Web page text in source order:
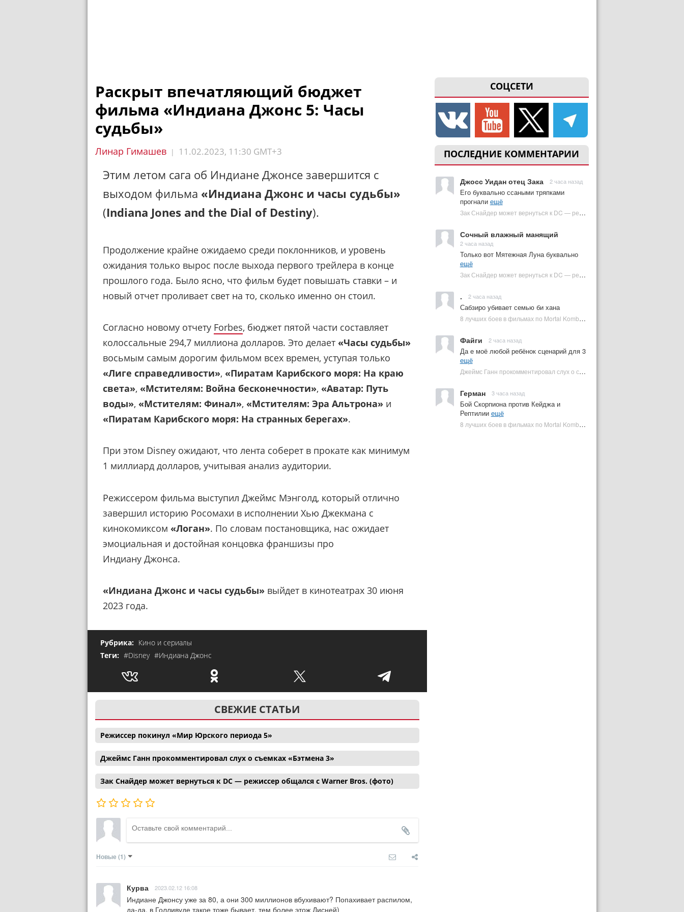
СОЦСЕТИ
ПОСЛЕДНИЕ КОММЕНТАРИИ
Джосс Уидан отец Зака 2 часа назад
Его буквально ссаными тряпками
прогнали ещё
Зак Снайдер может вернуться к DC — режиссер общался с Warner Bros. (фото) | Plugged In Ru
Сочный влажный манящий
2 часа назад
Только вот Мятежная Луна буквально
ещё
Зак Снайдер может вернуться к DC — режиссер общался с Warner Bros. (фото) | Plugged In Ru
. 2 часа назад
Сабзиро убивает семью би хана
8 лучших боев в фильмах по Mortal Kombat: от «Смертельной битвы» до «Мортал Комбат 2» | Plugged In Ru
Файги 2 часа назад
Да е моё любой ребёнок сценарий для 3
ещё
Джеймс Ганн прокомментировал слух о съемках «Бэтмена 3» | Plugged In Ru
Герман 3 часа назад
Бой Скорпиона против Кейджа и
Рептилии ещё
8 лучших боев в фильмах по Mortal Kombat: от «Смертельной битвы» до «Мортал Комбат 2» | Plugged In Ru
Раскрыт впечатляющий бюджет
фильма «Индиана Джонс 5: Часы
судьбы»
Линар Гимашев | 11.02.2023, 11:30 GMT+3
Этим летом сага об Индиане Джонсе завершится с
выходом фильма «Индиана Джонс и часы судьбы»
(Indiana Jones and the Dial of Destiny).
Продолжение крайне ожидаемо среди поклонников, и уровень
ожидания только вырос после выхода первого трейлера в конце
прошлого года. Было ясно, что фильм будет повышать ставки – и
новый отчет проливает свет на то, сколько именно он стоил.
Согласно новому отчету Forbes, бюджет пятой части составляет
колоссальные 294,7 миллиона долларов. Это делает «Часы судьбы»
восьмым самым дорогим фильмом всех времен, уступая только
«Лиге справедливости», «Пиратам Карибского моря: На краю
света», «Мстителям: Война бесконечности», «Аватар: Путь
воды», «Мстителям: Финал», «Мстителям: Эра Альтрона» и
«Пиратам Карибского моря: На странных берегах».
При этом Disney ожидают, что лента соберет в прокате как минимум
1 миллиард долларов, учитывая анализ аудитории.
Режиссером фильма выступил Джеймс Мэнголд, который отлично
завершил историю Росомахи в исполнении Хью Джекмана с
кинокомиксом «Логан». По словам постановщика, нас ожидает
эмоциальная и достойная концовка франшизы про
Индиану Джонса.
«Индиана Джонс и часы судьбы» выйдет в кинотеатрах 30 июня
2023 года.
Рубрика: Кино и сериалы
Теги: #Disney #Индиана Джонс
СВЕЖИЕ СТАТЬИ
Режиссер покинул «Мир Юрского периода 5»
Джеймс Ганн прокомментировал слух о съемках «Бэтмена 3»
Зак Снайдер может вернуться к DC — режиссер общался с Warner Bros. (фото)
Новые (1)
Курва 2023.02.12 16:08
Индиане Джонсу уже за 80, а они 300 миллионов вбухивают? Попахивает распилом,
да-да, в Голливуде такое тоже бывает, тем более этож Дисней)